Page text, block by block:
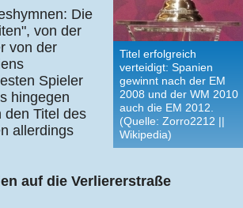
Titel erfolgreich
verteidigt: Spanien
gewinnt nach der EM
2008 und der WM 2010
auch die EM 2012.
(Quelle: Zorro2212 ||
Wikipedia)
Die
von der
von der
Spieler
hingegen
den Titel des
allerdings
auf die Verliererstraße